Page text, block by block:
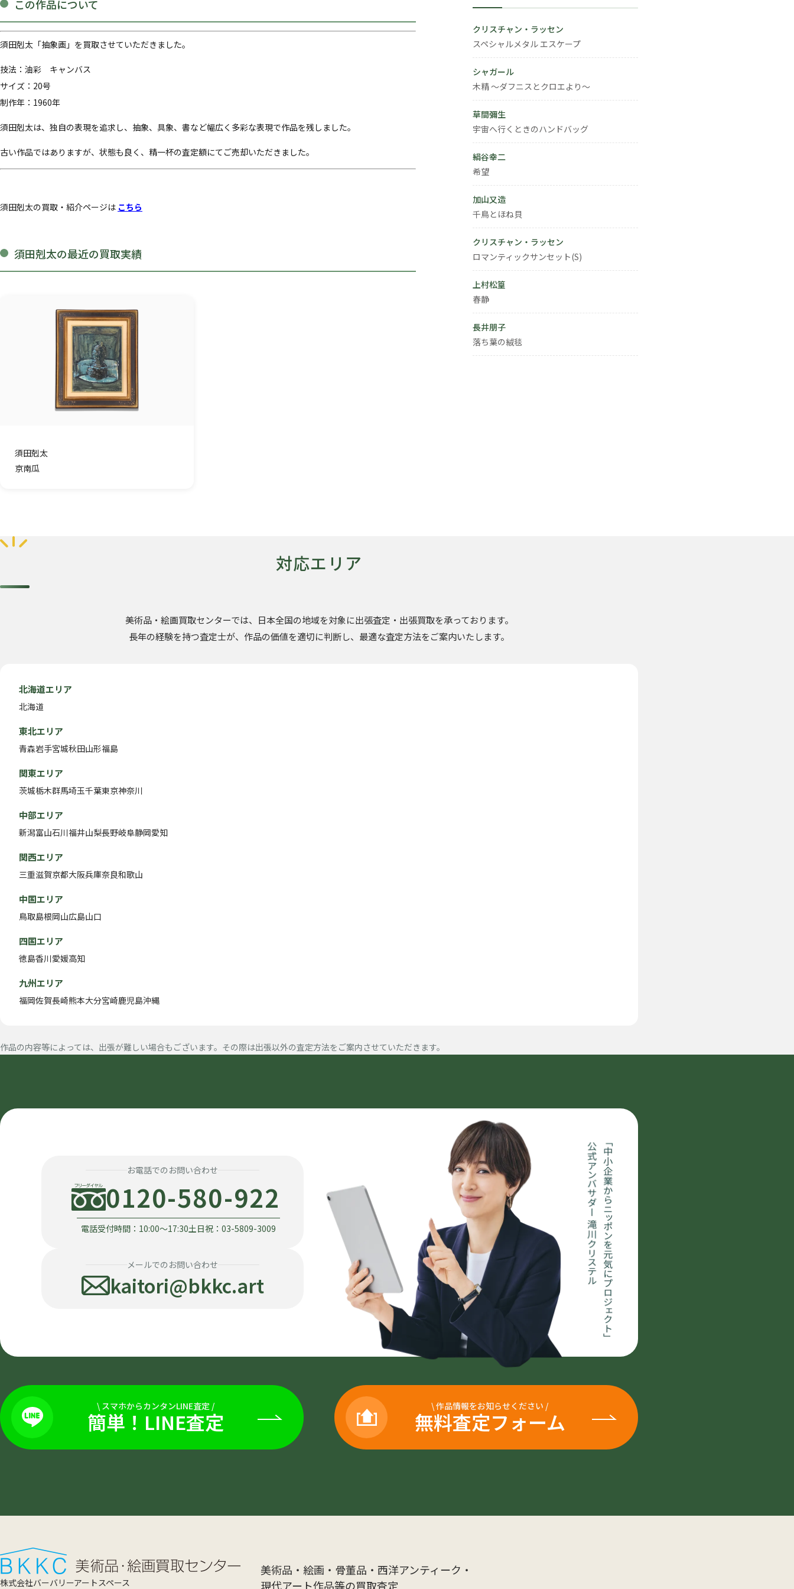
この作品について
須田剋太「抽象画」を買取させていただきました。
技法：油彩 キャンバス
サイズ：20号
制作年：1960年
須田剋太は、独自の表現を追求し、抽象、具象、書など幅広く多彩な表現で作品を残しました。
古い作品ではありますが、状態も良く、精一杯の査定額にてご売却いただきました。
須田剋太の買取・紹介ページは こちら
須田剋太の最近の買取実績
須田剋太
京南瓜
クリスチャン・ラッセン
スペシャルメタル エスケープ
シャガール
木精 ～ダフニスとクロエより～
草間彌生
宇宙へ行くときのハンドバッグ
絹谷幸二
希望
加山又造
千鳥とほね貝
クリスチャン・ラッセン
ロマンティックサンセット(S)
上村松篁
春静
長井朋子
落ち葉の絨毯
対応エリア
美術品・絵画買取センターでは、日本全国の地域を対象に出張査定・出張買取を承っております。
長年の経験を持つ査定士が、作品の価値を適切に判断し、最適な査定方法をご案内いたします。
北海道エリア
北海道
東北エリア
青森岩手宮城秋田山形福島
関東エリア
茨城栃木群馬埼玉千葉東京神奈川
中部エリア
新潟富山石川福井山梨長野岐阜静岡愛知
関西エリア
三重滋賀京都大阪兵庫奈良和歌山
中国エリア
鳥取島根岡山広島山口
四国エリア
徳島香川愛媛高知
九州エリア
福岡佐賀長崎熊本大分宮崎鹿児島沖縄
作品の内容等によっては、出張が難しい場合もございます。その際は出張以外の査定方法をご案内させていただきます。
お電話でのお問い合わせ
0120-580-922
電話受付時間：10:00〜17:30土日祝：03-5809-3009
メールでのお問い合わせ
kaitori@bkkc.art
\ スマホからカンタンLINE査定/
簡単！LINE査定
\作品情報をお知らせください /
無料査定フォーム
株式会社バーバリーアートスペース
美術品・絵画・骨董品・西洋アンティーク・
現代アート作品等の買取査定